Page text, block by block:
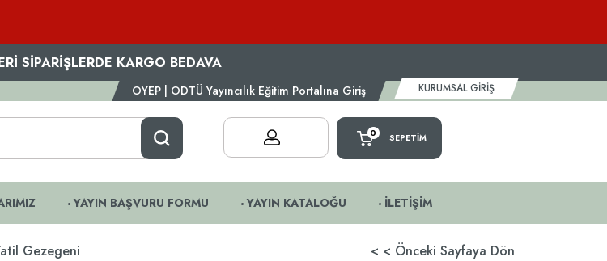
SİPARİŞLERDE KARGO BEDAVA
OYEP | ODTÜ Yayıncılık Eğitim Portalına Giriş KURUMSAL GİRİŞ
SEPETIM
0
YAYIN BAŞVURU FORMU YAYIN KATALOĞU İLETİŞİM
Gezegeni < < Önceki Sayfaya Dön